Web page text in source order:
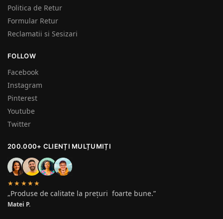
Politica de Retur
Formular Retur
Reclamatii si Sesizari
FOLLOW
Facebook
Instagram
Pinterest
Youtube
Twitter
200.000+ CLIENȚI MULȚUMIȚI
★★★★★
„Produse de calitate la prețuri foarte bune.”
Matei P.